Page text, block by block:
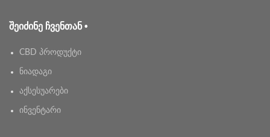
ᲨᲔᲘᲫᲘᲜᲔ ᲩᲕᲔᲜᲗᲐᲜ •
CBD პროდუქტი
ნიადაგი
აქსესუარები
ინვენტარი